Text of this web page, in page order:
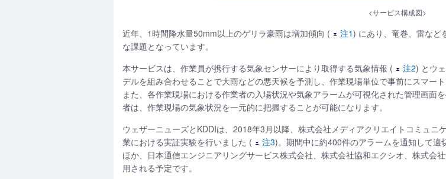
<サービス構成図>
近年、1時間降水量50mm以上のゲリラ豪雨は増加傾向 ( 注1) にあり、竜巻、雷など
な課題となっています。
本サービスは、作業員が携行する気象センサーにより取得する気象情報 (
注2) とウ
デルを組み合わせることで大雨などの悪天候を予測し、作業現場単位で事前にスマー
また、各作業現場における作業者の入場状況や気象アラームが可視化された管理画面
者は、作業現場の気象状況を一元的に把握することが可能になります。
ウェザーニューズとKDDIは、2018年3月以降、株式会社メディアクリエイトコミュ
業における実証実験を行いました (
注3)。期間中に約400件のアラームを通知して
ほか、日本通信エンジニアリングサービス株式会社、株式会社協和エクシオ、株式会
用される予定です。